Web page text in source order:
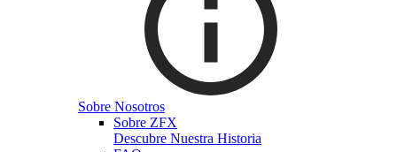
Sobre Nosotros
Sobre ZFX
Descubre Nuestra Historia